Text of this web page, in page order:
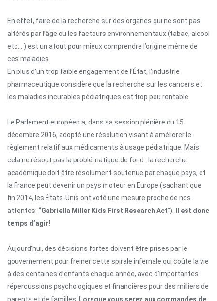
En effet, faire de la recherche sur des organes qui ne sont pas
altérés par l’âge ou les facteurs environnementaux (tabac, alcool
etc.…) est un atout pour mieux comprendre l’origine même de
ces maladies.
En plus d’un trop faible engagement de l’État, l’industrie
pharmaceutique considère que la recherche sur les cancers et
les maladies incurables pédiatriques est trop peu rentable.
Le Parlement européen a, dans sa session plénière du 15
décembre 2016, adopté une résolution visant à améliorer le
règlement relatif aux médicaments à usage pédiatrique. Mais
cela ne résout pas la problématique de fond : la recherche
académique doit être résolument soutenue par chaque pays, et
la France peut devenir un pays moteur en Europe (sachant que
fin 2014, les États-Unis ont voté une mesure proche de nos
attentes: “Gabriella Miller Kids First Research Act”).
Il est donc
temps d’agir!
Aujourd’hui, des décisions fortes doivent être prises par le
gouvernement pour freiner cette spirale infernale qui coûte la vie
à des centaines d’enfants chaque année, avec d’importantes
répercussions psychologiques et financières pour des milliers de
parents et de familles.
Lorsque vous serez aux commandes de